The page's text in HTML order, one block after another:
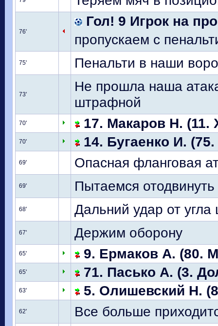
76'
Гол! 9 Игрок на
пропускаем с
75' Пенальти в наши
73'
Не прошла наша
штрафной
70' 17. Макаров Н. (11.
70' 14. Бугаенко И.
69' Опасная фланговая
69' Пытаемся отодвинуть
68' Дальний удар от
67' Держим оборону
65' 9. Ермаков А. (80.
65' 71. Пасько А. (3.
63' 5. Олишевский Н.
62' Все больше